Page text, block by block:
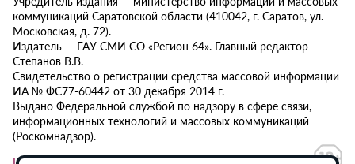
коммуникаций Саратовской области (410042, г. Саратов, ул.
Московская, д. 72).
Издатель — ГАУ СМИ СО «Регион 64». Главный редактор
Степанов В.В.
Свидетельство о регистрации средства массовой информации
ИА № ФС77-60442 от 30 декабря 2014 г.
Выдано Федеральной службой по надзору в сфере связи,
информационных технологий и массовых коммуникаций
(Роскомнадзор).